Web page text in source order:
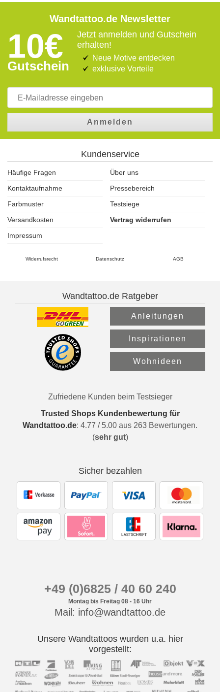
Wandtattoo.de Newsletter
10€
Gutschein
Jetzt anmelden und Gutschein
erhalten!
Neue Motive entdecken
exklusive Vorteile
Anmelden
Kundenservice
Häufige Fragen
Über uns
Kontaktaufnahme
Pressebereich
Farbmuster
Testsiege
Versandkosten
Vertrag widerrufen
Impressum
Widerrufsrecht Datenschutz AGB
Wandtattoo.de Ratgeber
Anleitungen
Inspirationen
Wohnideen
Zufriedene Kunden beim Testsieger
Trusted Shops Kundenbewertung für
Wandtattoo.de: 4.77 / 5.00 aus 263 Bewertungen.
(sehr gut)
Sicher bezahlen
+49 (0)6825 / 40 60 240
Montag bis Freitag 08 - 16 Uhr
Mail: info@wandtattoo.de
Unsere Wandtattoos wurden u.a. hier
vorgestellt: